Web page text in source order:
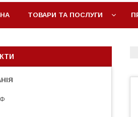
ТОВАРИ ТА ПОСЛУГИ